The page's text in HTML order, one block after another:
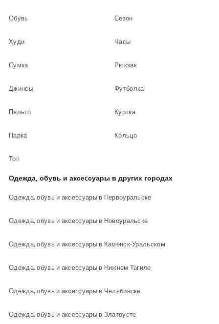
Обувь Сезон
Худи Часы
Сумка Рюкзак
Джинсы Футболка
Пальто Куртка
Парка Кольцо
Топ
Одежда, обувь и аксеcсуары в других городах
Одежда, обувь и аксеcсуары в Первоуральске
Одежда, обувь и аксеcсуары в Новоуральске
Одежда, обувь и аксеcсуары в Каменск-Уральском
Одежда, обувь и аксеcсуары в Нижнем Тагиле
Одежда, обувь и аксеcсуары в Челябинске
Одежда, обувь и аксеcсуары в Златоусте